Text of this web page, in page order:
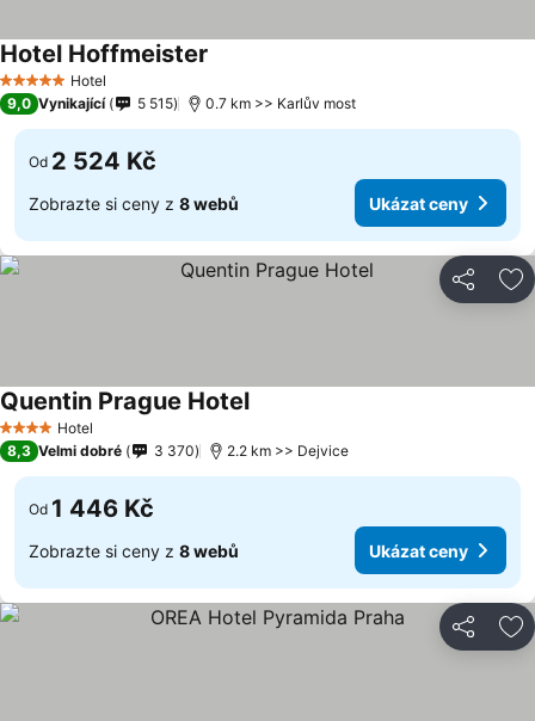
5 Počet hvězdiček
Hotel
Hotel Hoffmeister
9,0 Vynikající 5 515 0.7 km >> Karlův most
Od 2 524 Kč
Zobrazte si ceny z 8 webů Ukázat ceny
Sdílet
4 Počet hvězdiček
Hotel
Quentin Prague Hotel
8,3 Velmi dobré 3 370 2.2 km >> Dejvice
Od 1 446 Kč
Zobrazte si ceny z 8 webů Ukázat ceny
Sdílet